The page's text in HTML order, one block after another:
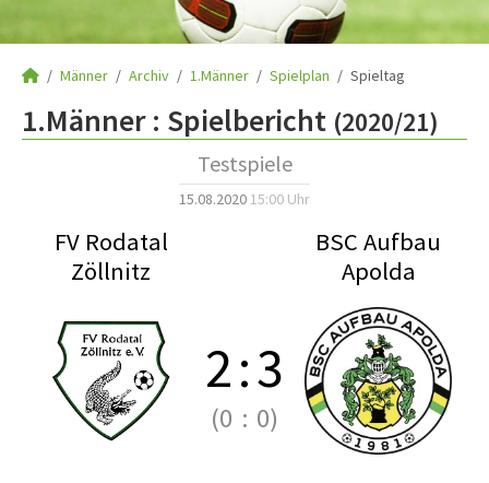
Männer Archiv 1.Männer Spielplan Spieltag
1.Männer : Spielbericht (2020/21)
Testspiele
15.08.2020 15:00 Uhr
FV Rodatal
Zöllnitz
BSC Aufbau
Apolda
2:3
(0 : 0)